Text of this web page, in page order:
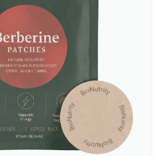
Pflaster
Transdermale Abgabe
*
*
Diskret & Bequem
es dir an